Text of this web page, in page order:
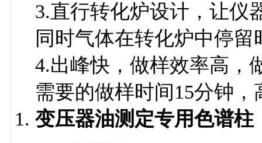
3.直行转化炉设计，让仪
同时气体在转化炉中停
4.出峰快，做样效率高，
需要的做样时间15分钟
变压器油测定专用色谱柱